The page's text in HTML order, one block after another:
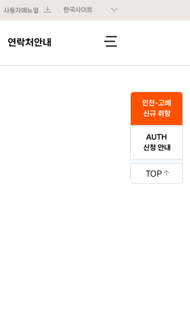
사용자메뉴얼 한국사이트
연락처안내
인천-고베
신규 취항
AUTH
신청 안내
TOP